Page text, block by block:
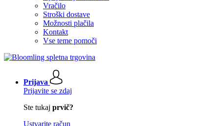
Vračilo
Stroški dostave
Možnosti plačila
Kontakt
Vse teme pomoči
Prijava
Prijavite se zdaj
Ste tukaj prvič?
Ustvarite račun